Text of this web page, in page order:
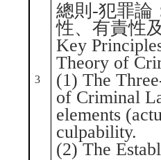
3
總則-犯罪論
性、有責性
Key
Theory of
(1) The
of Criminal
elements
culpability.
(2) The